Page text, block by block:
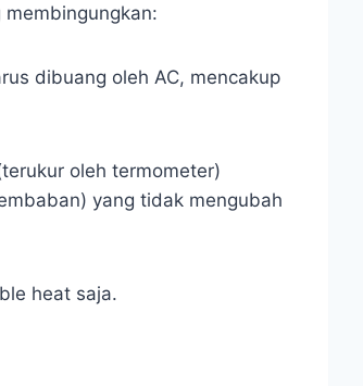
dibuang oleh AC, mencakup
oleh termometer)
yang tidak mengubah
heat saja.